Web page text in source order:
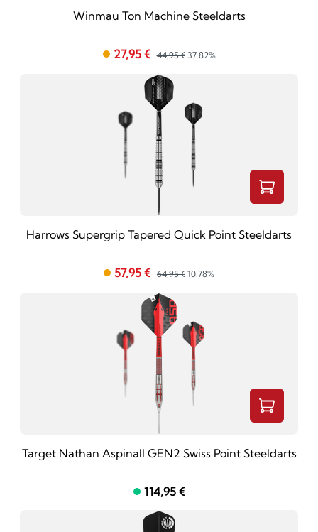
Winmau Ton Machine Steeldarts
27,95 € 44,95 € 37.82%
Harrows Supergrip Tapered Quick Point Steeldarts
57,95 € 64,95 € 10.78%
Target Nathan Aspinall GEN2 Swiss Point Steeldarts
114,95 €